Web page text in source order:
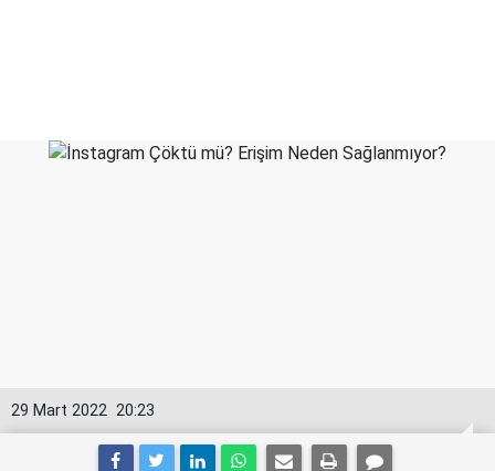
20:23
29 Mart 2022